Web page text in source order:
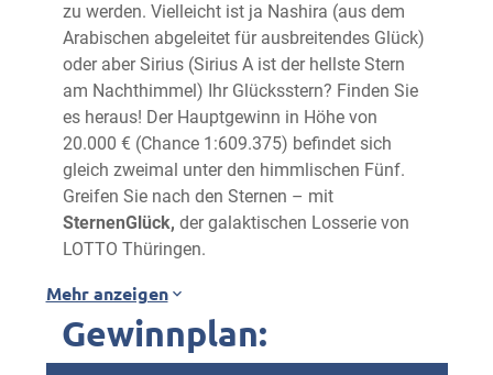
zu werden. Vielleicht ist ja Nashira (aus dem
Arabischen abgeleitet für ausbreitendes Glück)
oder aber Sirius (Sirius A ist der hellste Stern
am Nachthimmel) Ihr Glücksstern? Finden Sie
es heraus! Der Hauptgewinn in Höhe von
20.000 € (Chance 1:609.375) befindet sich
gleich zweimal unter den himmlischen Fünf.
Greifen Sie nach den Sternen – mit
SternenGlück, der galaktischen Losserie von
LOTTO Thüringen.
Mehr anzeigen
Gewinnplan: